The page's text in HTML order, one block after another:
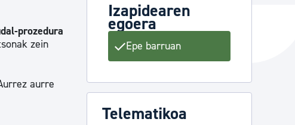
prozedura
zein
aurre
Izapidearen
egoera
Epe barruan
Telematikoa